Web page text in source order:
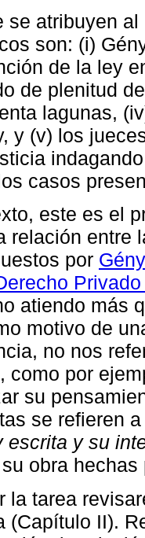
se atribuyen
son: (i)
de la ley
de plenitud
lagunas,
y (v) los
casos
este es el
relación entre
por
atiendo más
motivo de
no nos
como por
su
se refieren
escrita y su
obra
la tarea
(Capítulo II).